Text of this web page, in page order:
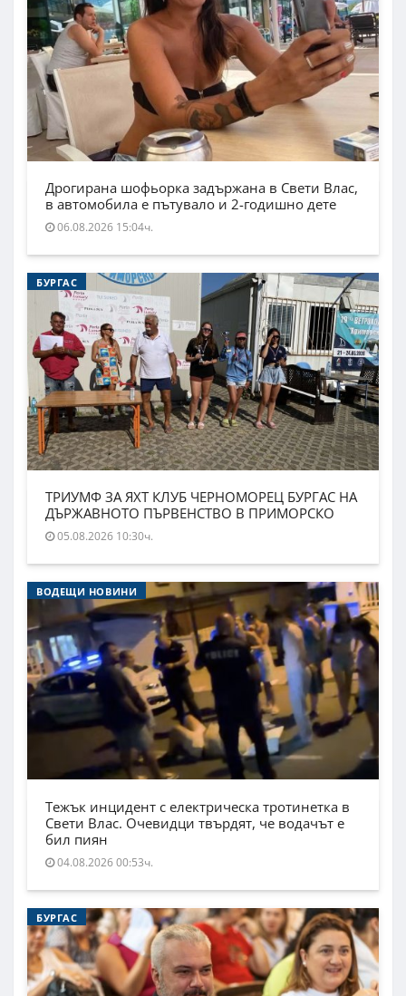
Дрогирана шофьорка задържана в Свети Влас,
в автомобила е пътувало и 2-годишно дете
06.08.2026 15:04ч.
БУРГАС
ТРИУМФ ЗА ЯХТ КЛУБ ЧЕРНОМОРЕЦ БУРГАС НА
ДЪРЖАВНОТО ПЪРВЕНСТВО В ПРИМОРСКО
05.08.2026 10:30ч.
ВОДЕЩИ НОВИНИ
Тежък инцидент с електрическа тротинетка в
Свети Влас. Очевидци твърдят, че водачът е
бил пиян
04.08.2026 00:53ч.
БУРГАС